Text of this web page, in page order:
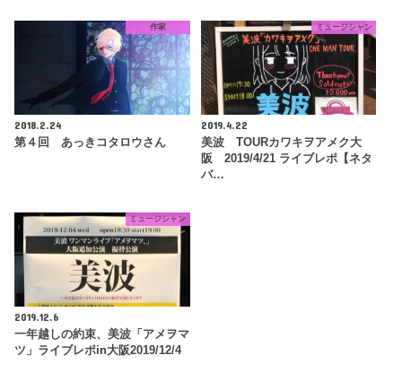
作家
2018.2.24
第４回 あっきコタロウさん
ミュージシャン
2019.4.22
美波 TOURカワキヲアメク大
阪 2019/4/21 ライブレポ【ネタ
バ…
ミュージシャン
2019.12.6
一年越しの約束、美波「アメヲマ
ツ」ライブレポin大阪2019/12/4